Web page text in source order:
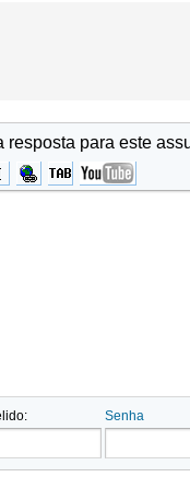
resposta para este
Senha